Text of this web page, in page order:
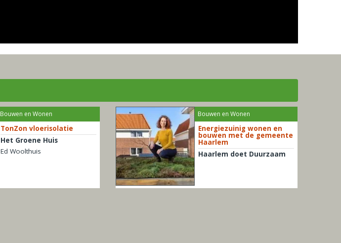
Bouwen en Wonen
TonZon vloerisolatie
Het Groene Huis
Ed Woolthuis
Bouwen en Wonen
Energiezuinig wonen en
bouwen met de gemeente
Haarlem
Haarlem doet Duurzaam